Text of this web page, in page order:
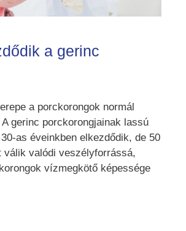
a gerinc
a porckorongok normál
gerinc porckorongjainak lassú
as éveinkben elkezdődik, de 50
válik valódi veszélyforrássá,
vízmegkötő képessége